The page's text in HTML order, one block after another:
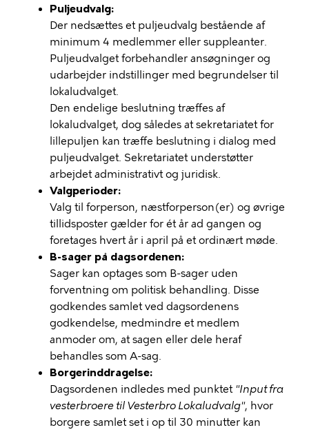
Puljeudvalg:
Der nedsættes et puljeudvalg bestående af
minimum 4 medlemmer eller suppleanter.
Puljeudvalget forbehandler ansøgninger og
udarbejder indstillinger med begrundelser til
lokaludvalget.
Den endelige beslutning træffes af
lokaludvalget, dog således at sekretariatet for
lillepuljen kan træffe beslutning i dialog med
puljeudvalget. Sekretariatet understøtter
arbejdet administrativt og juridisk.
Valgperioder:
Valg til forperson, næstforperson(er) og øvrige
tillidsposter gælder for ét år ad gangen og
foretages hvert år i april på et ordinært møde.
B-sager på dagsordenen:
Sager kan optages som B-sager uden
forventning om politisk behandling. Disse
godkendes samlet ved dagsordenens
godkendelse, medmindre et medlem
anmoder om, at sagen eller dele heraf
behandles som A-sag.
Borgerinddragelse:
Dagsordenen indledes med punktet "Input fra
vesterbroere til Vesterbro Lokaludvalg", hvor
borgere samlet set i op til 30 minutter kan